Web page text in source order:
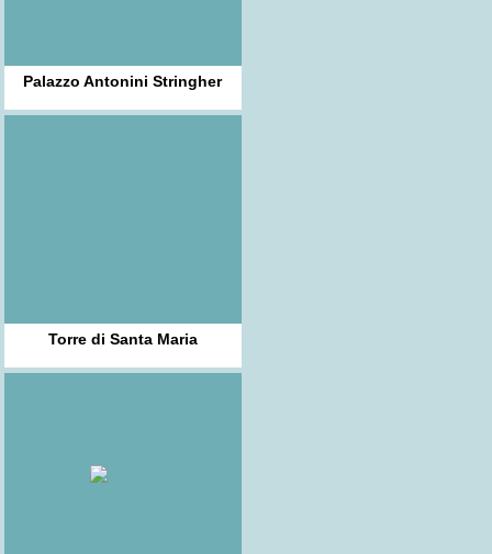
Palazzo Antonini Stringher
Torre di Santa Maria